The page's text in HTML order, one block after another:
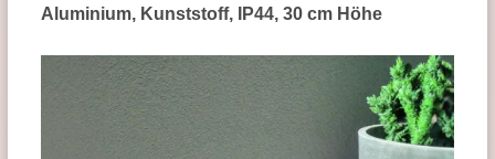
Aluminium, Kunststoff, IP44, 30 cm Höhe